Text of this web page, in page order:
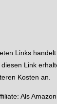
Links
Link
Kosten an.
Als